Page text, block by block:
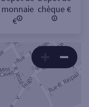
monnaie
€
chèque €